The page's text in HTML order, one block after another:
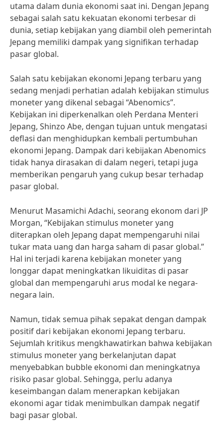
utama dalam dunia ekonomi saat ini. Dengan Jepang
sebagai salah satu kekuatan ekonomi terbesar di
dunia, setiap kebijakan yang diambil oleh pemerintah
Jepang memiliki dampak yang signifikan terhadap
pasar global.
Salah satu kebijakan ekonomi Jepang terbaru yang
sedang menjadi perhatian adalah kebijakan stimulus
moneter yang dikenal sebagai “Abenomics”.
Kebijakan ini diperkenalkan oleh Perdana Menteri
Jepang, Shinzo Abe, dengan tujuan untuk mengatasi
deflasi dan menghidupkan kembali pertumbuhan
ekonomi Jepang. Dampak dari kebijakan Abenomics
tidak hanya dirasakan di dalam negeri, tetapi juga
memberikan pengaruh yang cukup besar terhadap
pasar global.
Menurut Masamichi Adachi, seorang ekonom dari JP
Morgan, “Kebijakan stimulus moneter yang
diterapkan oleh Jepang dapat mempengaruhi nilai
tukar mata uang dan harga saham di pasar global.”
Hal ini terjadi karena kebijakan moneter yang
longgar dapat meningkatkan likuiditas di pasar
global dan mempengaruhi arus modal ke negara-
negara lain.
Namun, tidak semua pihak sepakat dengan dampak
positif dari kebijakan ekonomi Jepang terbaru.
Sejumlah kritikus mengkhawatirkan bahwa kebijakan
stimulus moneter yang berkelanjutan dapat
menyebabkan bubble ekonomi dan meningkatnya
risiko pasar global. Sehingga, perlu adanya
keseimbangan dalam menerapkan kebijakan
ekonomi agar tidak menimbulkan dampak negatif
bagi pasar global.